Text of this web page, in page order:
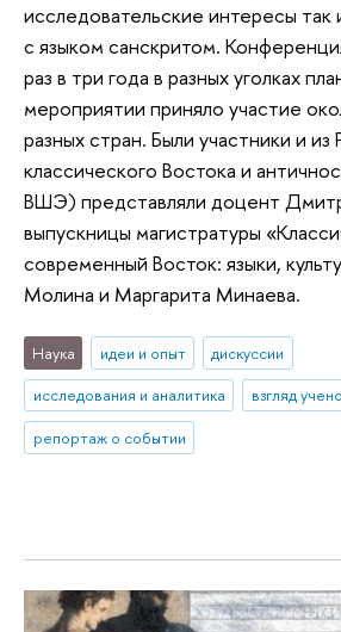
исследовательские интересы так
с языком санскритом.
раз в три года в разных уголках
мероприятии приняло участие
разных стран. Были участники и
классического Востока и
ВШЭ) представляли доцент
выпускницы магистратуры
современный Восток: языки,
Молина и Маргарита Минаева.
Наука идеи и опыт
дискуссии
исследования и аналитика
взгляд
репортаж о событии